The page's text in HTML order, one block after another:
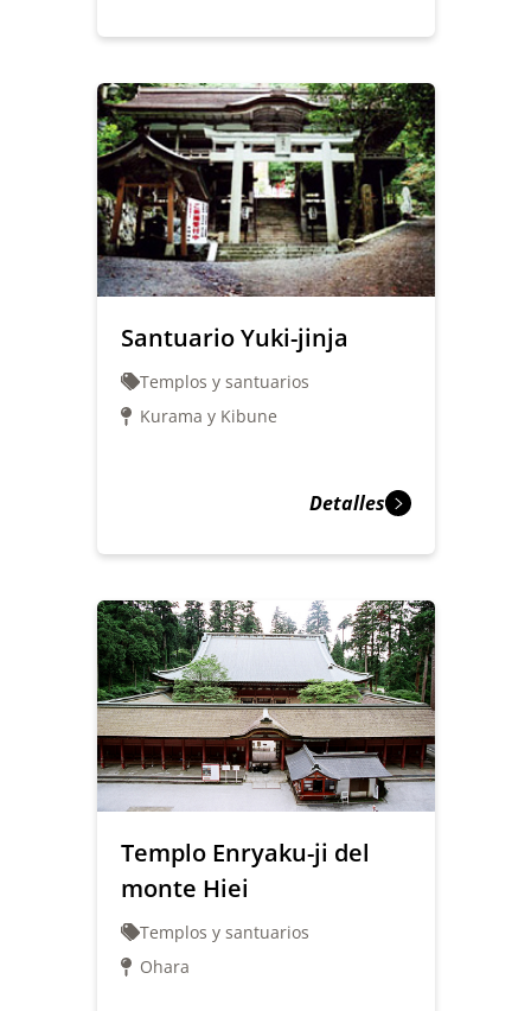
Santuario Yuki-jinja
Templos y santuarios
Kurama y Kibune
Detalles
Templo Enryaku-ji del
monte Hiei
Templos y santuarios
Ohara